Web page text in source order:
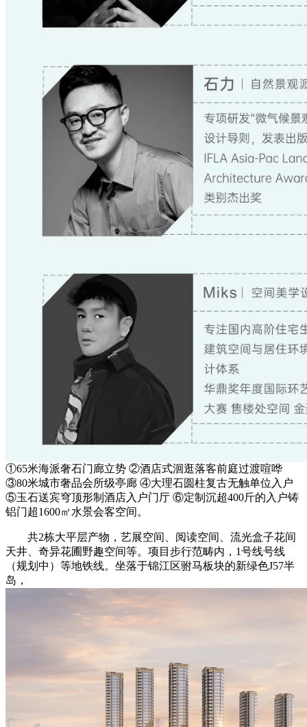
①65米海派奢石门廊立势 ②酒店式洄逛落客前庭过渡喧哗
③80米城市奢品会所级亭廊 ④大理石圆柱复古无触单位入户
⑤玉石送宾穹顶形制酒店入户门厅 ⑥定制沉超400斤的入户铸
铝门超1600㎡水景会客空间。
共2栋大平层产物，艺展空间、阅读空间、流光盒子花间
天井、奇异花圃野趣空间等。项目步行范畴内，1号线号线
（规划中）等地铁线。坐落于锦江区驸马板块的新绿色J57半
岛，